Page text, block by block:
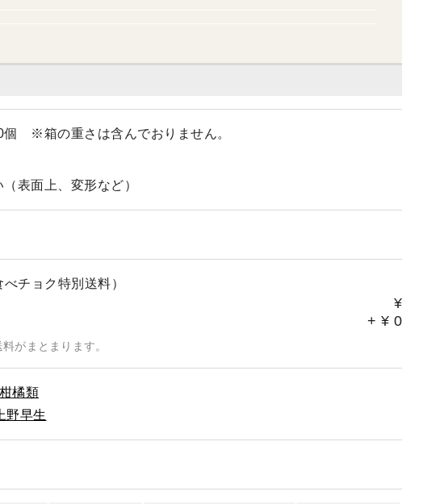
個 ※箱の重さは含んでおりません。
表面上、変形など）
チョク特別送料）
¥
+ ¥ 0
がまとまります。
橘類
上野早生